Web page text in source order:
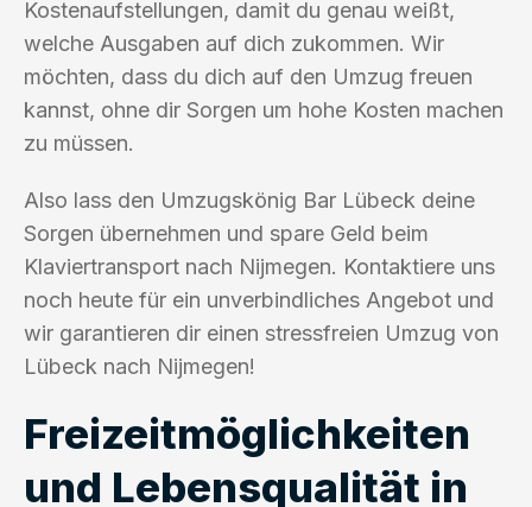
Kostenaufstellungen, damit du genau weißt,
welche Ausgaben auf dich zukommen. Wir
möchten, dass du dich auf den Umzug freuen
kannst, ohne dir Sorgen um hohe Kosten machen
zu müssen.
Also lass den Umzugskönig Bar Lübeck deine
Sorgen übernehmen und spare Geld beim
Klaviertransport nach Nijmegen. Kontaktiere uns
noch heute für ein unverbindliches Angebot und
wir garantieren dir einen stressfreien Umzug von
Lübeck nach Nijmegen!
Freizeitmöglichkeiten
und Lebensqualität in